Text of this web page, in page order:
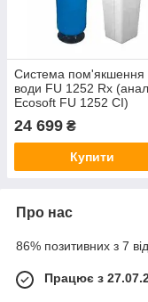
Система пом'якшення
води FU 1252 Rx
Ecosoft FU 1252 CI)
24 699 ₴
Купити
Про нас
86% позитивних з 7
Працює з